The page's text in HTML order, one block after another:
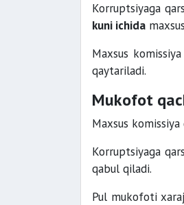
Korruptsiyaga
kuni ichida
Maxsus
qaytariladi.
Mukofot
Maxsus
Korruptsiyaga
qabul qiladi.
Pul mukofoti